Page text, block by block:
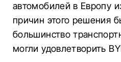
автомобилей в Европу
причин этого решения
большинство
могли удовлетворить